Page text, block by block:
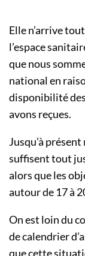
Elle n’arrive
l’espace
que nous
national en
disponibilité
avons reçues.
Jusqu’à
suffisent tout
alors que les
autour de 17 à
On est loin du
de calendrier
que cette